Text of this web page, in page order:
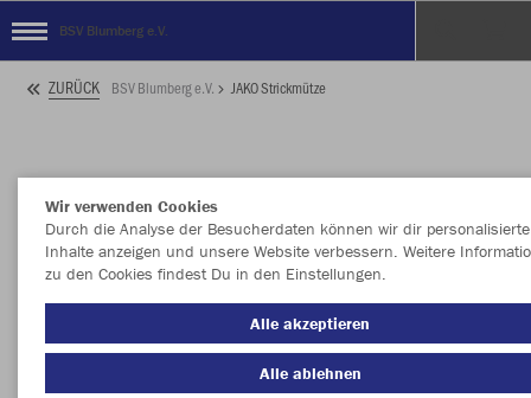
BSV Blumberg e.V.
ZURÜCK BSV Blumberg e.V. JAKO Strickmütze
Wir verwenden Cookies
Durch die Analyse der Besucherdaten können wir dir personalisierte
Inhalte anzeigen und unsere Website verbessern. Weitere
zu den Cookies findest Du in den Einstellungen.
Alle akzeptieren
Alle ablehnen